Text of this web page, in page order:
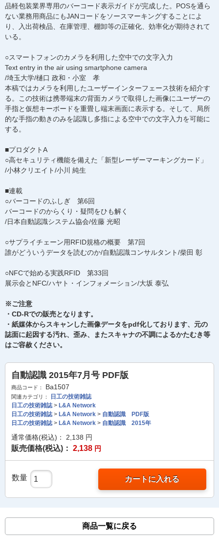
品軽包装業界専用のバーコード表示ガイドが完成した。POSを通ら
ない業務用商品にもJANコードをソースマーキングすることによ
り、入出荷検品、在庫管理、棚卸等の正確化、効率化が期待されて
いる。
○スマートフォンのカメラを利用した空中での文字入力
Text entry in the air using smartphone camera
/埼玉大学/樋口 政和・小室 孝
本稿ではカメラを利用したユーザーインターフェース技術を紹介す
る。この技術は携帯端末の背面カメラで取得した画像にユーザーの
手指と仮想キーボードを重畳し端末画面に表示する。そして、局所
的な手指の動きのみを認識し多指による空中での文字入力を可能に
する。
■プロダクトA
○高セキュリティ機能を備えた「新型レーザーマーキングカード」
/小林クリエイト/小川 純生
■連載
○バーコードのふしぎ 第6回
バーコードのからくり・疑問をひも解く
/日本自動認識システム協会/佐藤 光昭
○サプライチェーン用RFID規格の概要 第7回
誰がどういうデータを読むのか/自動認識コンサルタント/柴田 彰
○NFCで始める実践RFID 第33回
展示会とNFC/ハヤト・インフォメーション/大坂 泰弘
※ご注意
・CD-Rでの販売となります。
・紙媒体からスキャンした画像データをpdf化しております、元の
誌面に起因する汚れ、歪み、またスキャナの不調によるかたむき等
はご容赦ください。
自動認識 2015年7月号 PDF版
商品コード： Ba1507
関連カテゴリ：
日工の技術雑誌
日工の技術雑誌> L&A Network
日工の技術雑誌> L&A Network > 自動認識 PDF版
日工の技術雑誌> L&A Network > 自動認識 2015年
通常価格(税込)： 2,138 円
販売価格(税込)： 2,138 円
数量 カートに入れる
商品一覧に戻る